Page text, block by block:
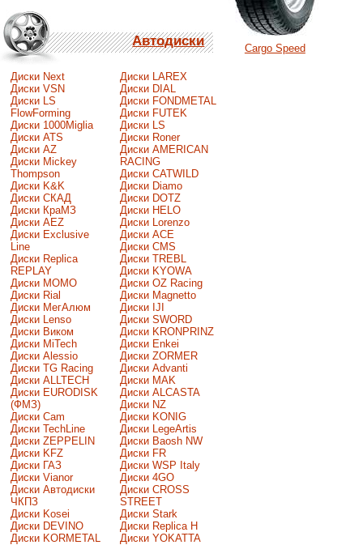
Автодиски
Диски Next
Диски VSN
Диски LS
FlowForming
Диски 1000Miglia
Диски ATS
Диски AZ
Диски Mickey
Thompson
Диски K&K
Диски СКАД
Диски КраМЗ
Диски AEZ
Диски Exclusive
Line
Диски Replica
REPLAY
Диски MOMO
Диски Rial
Диски МегАлюм
Диски Lenso
Диски Виком
Диски MiTech
Диски Alessio
Диски TG Racing
Диски ALLTECH
Диски EURODISK
(ФМЗ)
Диски Cam
Диски TechLine
Диски ZEPPELIN
Диски KFZ
Диски ГАЗ
Диски Vianor
Диски Автодиски
ЧКПЗ
Диски Kosei
Диски DEVINO
Диски KORMETAL
Диски LAREX
Диски DIAL
Диски FONDMETAL
Диски FUTEK
Диски LS
Диски Roner
Диски AMERICAN
RACING
Диски CATWILD
Диски Diamo
Диски DOTZ
Диски HELO
Диски Lorenzo
Диски ACE
Диски CMS
Диски TREBL
Диски KYOWA
Диски OZ Racing
Диски Magnetto
Диски IJI
Диски SWORD
Диски KRONPRINZ
Диски Enkei
Диски ZORMER
Диски Advanti
Диски MAK
Диски ALCASTA
Диски NZ
Диски KONIG
Диски LegeArtis
Диски Baosh NW
Диски FR
Диски WSP Italy
Диски 4GO
Диски CROSS
STREET
Диски Stark
Диски Replica H
Диски YOKATTA
Cargo Speed